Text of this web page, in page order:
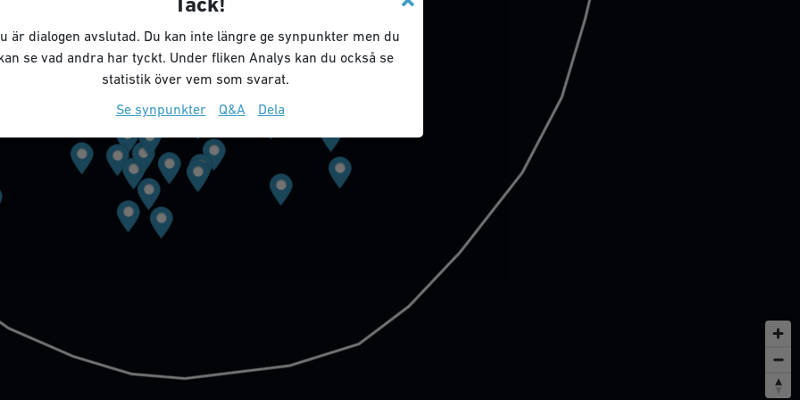
är dialogen avslutad. Du kan inte längre ge synpunkter men du
se vad andra har tyckt. Under fliken Analys kan du också se
statistik över vem som svarat.
Se synpunkter
Q&A Dela